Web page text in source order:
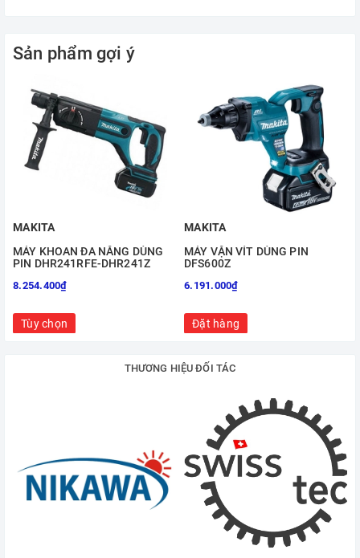
Sản phẩm gợi ý
MAKITA
MÁY KHOAN ĐA NĂNG DÙNG
PIN DHR241RFE-DHR241Z
8.254.400₫
Tùy chọn
MAKITA
MÁY VẶN VÍT DÙNG PIN
DFS600Z
6.191.000₫
Đặt hàng
THƯƠNG HIỆU ĐỐI TÁC